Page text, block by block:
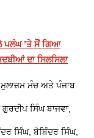
ਪਲੰਘ ’ਤੇ ਸੌਂ ਗਿਆ
ਦਾ ਸਿਲਸਿਲਾ
ਮੰਚ ਅਤੇ ਪੰਜਾਬ
ਸਿੰਘ ਬਾਜਵਾ,
ਸਿੰਘ, ਬੋਬਿੰਦਰ ਸਿੰਘ,